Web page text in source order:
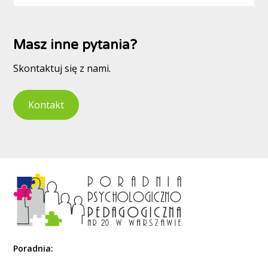
Masz inne pytania?
Skontaktuj się z nami.
Kontakt
Poradnia: